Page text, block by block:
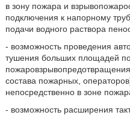
в зону пожара и
подключения к напорному
подачи водного раствора
- возможность проведения
тушения больших площадей
состава пожарных,
непосредственно в зоне
- возможность расширения